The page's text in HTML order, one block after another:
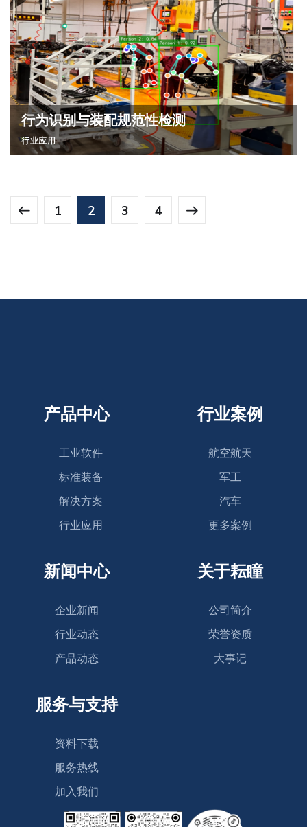
行为识别与装配规范性检测
行业应用
1 2 3 4
产品中心
工业软件
标准装备
解决方案
行业应用
行业案例
航空航天
军工
汽车
更多案例
新闻中心
企业新闻
行业动态
产品动态
关于耘瞳
公司简介
荣誉资质
大事记
服务与支持
资料下载
服务热线
加入我们